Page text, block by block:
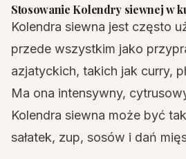
Stosowanie Kolendry siewnej w
Kolendra siewna jest często
przede wszystkim jako
azjatyckich, takich jak curry,
Ma ona intensywny,
Kolendra siewna może być
sałatek, zup, sosów i dań